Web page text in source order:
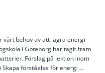
vårt behov av att lagra energi
i Göteborg har tagit fram
Förslag på lektion inom
förståelse för energi ...